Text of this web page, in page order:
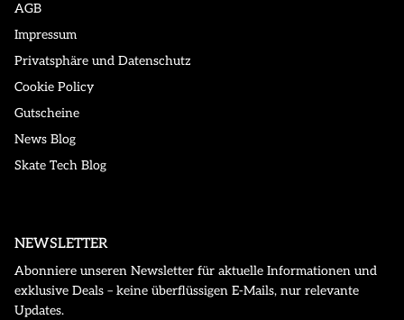
AGB
Impressum
Privatsphäre und Datenschutz
Cookie Policy
Gutscheine
News Blog
Skate Tech Blog
NEWSLETTER
Abonniere unseren Newsletter für aktuelle Informationen und
exklusive Deals – keine überflüssigen E-Mails, nur relevante
Updates.